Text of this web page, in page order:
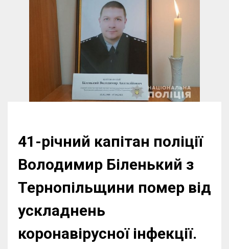
41-річний капітан поліції
Володимир Біленький з
Тернопільщини помер від
ускладнень
коронавірусної інфекції.